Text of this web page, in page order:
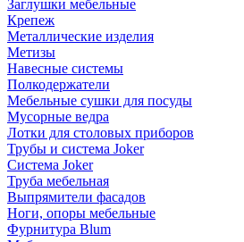
Заглушки мебельные
Крепеж
Металлические изделия
Метизы
Навесные системы
Полкодержатели
Мебельные сушки для посуды
Мусорные ведра
Лотки для столовых приборов
Трубы и система Joker
Система Joker
Труба мебельная
Выпрямители фасадов
Ноги, опоры мебельные
Фурнитура Blum